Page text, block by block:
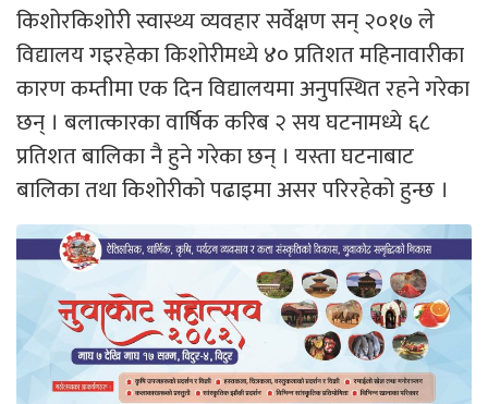
किशोरकिशोरी स्वास्थ्य व्यवहार सर्वेक्षण सन् २०१७ ले
विद्यालय गइरहेका किशोरीमध्ये ४० प्रतिशत महिनावारीका
कारण कम्तीमा एक दिन विद्यालयमा अनुपस्थित रहने गरेका
छन् । बलात्कारका वार्षिक करिब २ सय घटनामध्ये ६८
प्रतिशत बालिका नै हुने गरेका छन् । यस्ता घटनाबाट
बालिका तथा किशोरीको पढाइमा असर परिरहेको हुन्छ ।